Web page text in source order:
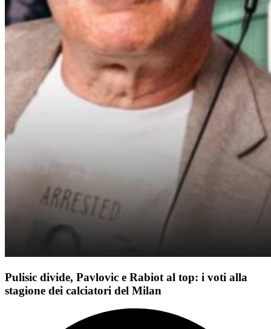
Pulisic divide, Pavlovic e Rabiot al top: i voti alla
stagione dei calciatori del Milan